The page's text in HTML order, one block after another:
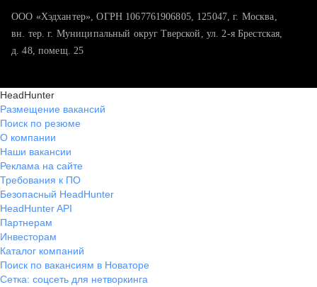
ООО «Хэдхантер», ОГРН 1067761906805, 125047, г. Москва,
вн. тер. г. Муниципальный округ Тверской, ул. 2-я Брестская,
д. 48, помещ. 25
HeadHunter
Размещение вакансий
Поиск по резюме
О компании
Наши вакансии
Реклама на сайте
Требования к ПО
Безопасный HeadHunter
HeadHunter API
Партнерам
Инвесторам
Каталог компаний
Поиск по вакансиям в Новаторе
Сетка: соцсеть для нетворкинга